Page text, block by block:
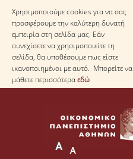
Χρησιμοποιούμε cookies για να σας
προσφέρουμε την καλύτερη δυνατή
εμπειρία στη σελίδα μας. Εάν
συνεχίσετε να χρησιμοποιείτε τη
σελίδα, θα υποθέσουμε πως είστε
ικανοποιημένοι με αυτό. Μπορείτε να
μάθετε περισσότεραεδώ